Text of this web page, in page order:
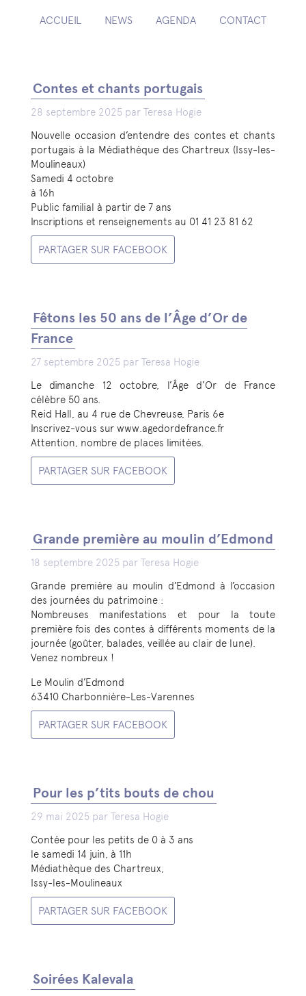
ACCUEIL NEWS AGENDA CONTACT
Contes et chants portugais
28 septembre 2025 par Teresa Hogie
Nouvelle occasion d’entendre des contes et chants
portugais à la Médiathèque des Chartreux (Issy-les-
Moulineaux)
Samedi 4 octobre
à 16h
Public familial à partir de 7 ans
Inscriptions et renseignements au 01 41 23 81 62
PARTAGER SUR FACEBOOK
Fêtons les 50 ans de l’Âge d’Or de
France
27 septembre 2025 par Teresa Hogie
Le dimanche 12 octobre, l’Âge d’Or de France
célèbre 50 ans.
Reid Hall, au 4 rue de Chevreuse, Paris 6e
Inscrivez-vous sur www.agedordefrance.fr
Attention, nombre de places limitées.
PARTAGER SUR FACEBOOK
Grande première au moulin d’Edmond
18 septembre 2025 par Teresa Hogie
Grande première au moulin d’Edmond à l’occasion
des journées du patrimoine :
Nombreuses manifestations et pour la toute
première fois des contes à différents moments de la
journée (goûter, balades, veillée au clair de lune).
Venez nombreux !
Le Moulin d’Edmond
63410 Charbonnière-Les-Varennes
PARTAGER SUR FACEBOOK
Pour les p’tits bouts de chou
29 mai 2025 par Teresa Hogie
Contée pour les petits de 0 à 3 ans
le samedi 14 juin, à 11h
Médiathèque des Chartreux,
Issy-les-Moulineaux
PARTAGER SUR FACEBOOK
Soirées Kalevala